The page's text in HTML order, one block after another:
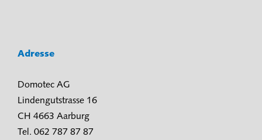
Adresse
Domotec AG
Lindengutstrasse 16
CH 4663 Aarburg
Tel. 062 787 87 87